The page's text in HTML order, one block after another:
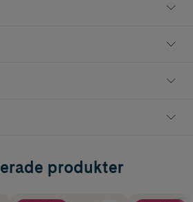
produkter